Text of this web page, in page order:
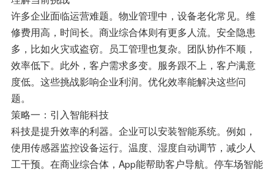
许多企业面临运营难题。物业管理中，设备老化常见。维
修费用高，时间长。商业综合体则有更多人流。安全隐患
多，比如火灾或盗窃。员工管理也复杂。团队协作不顺，
效率低下。此外，客户需求多变。服务跟不上，客户满意
度低。这些挑战影响企业利润。优化效率能解决这些问
题。
策略一：引入智能科技
科技是提升效率的利器。企业可以安装智能系统。例如，
使用传感器监控设备运行。温度、湿度自动调节，减少人
工干预。在商业综合体，App能帮助客户导航。停车场智能